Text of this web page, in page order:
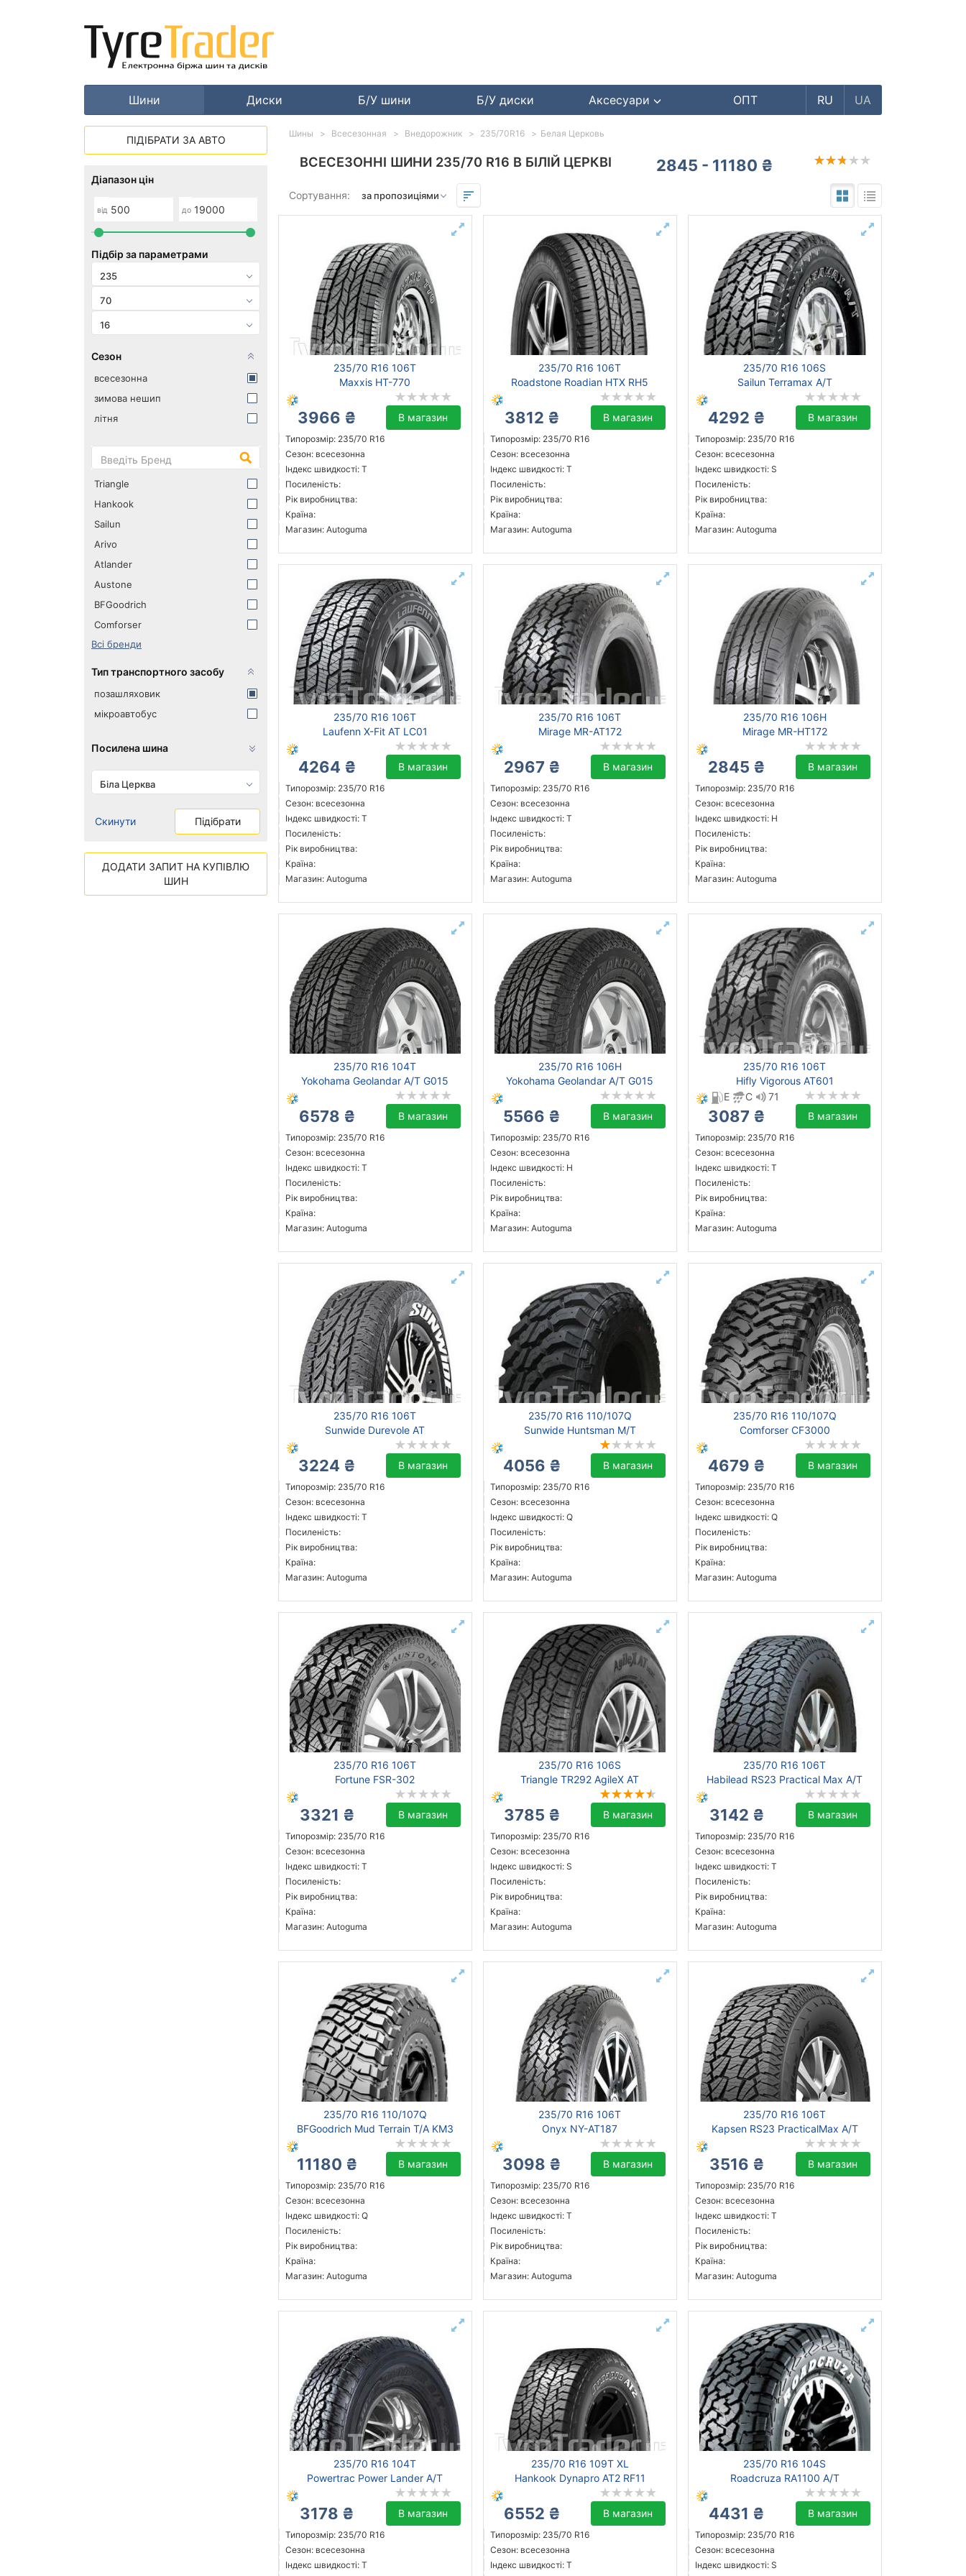
Шини Диски Б/У шини Б/У диски Аксесуари ОПТ RU UA
ВСЕСЕЗОННІ ШИНИ 235/70 R16 В БІЛІЙ ЦЕРКВІ 2845 - 11180 ₴
Сортування:
235/70 R16 106T
Maxxis HT-770
3966 ₴ В магазин
Типорозмір: 235/70 R16
Сезон: всесезонна
Індекс швидкості: T
Посиленість:
Рік виробництва:
Країна:
Магазин: Autoguma
235/70 R16 106T
Roadstone Roadian HTX RH5
3812 ₴ В магазин
Типорозмір: 235/70 R16
Сезон: всесезонна
Індекс швидкості: T
Посиленість:
Рік виробництва:
Країна:
Магазин: Autoguma
235/70 R16 106S
Sailun Terramax A/T
4292 ₴ В магазин
Типорозмір: 235/70 R16
Сезон: всесезонна
Індекс швидкості: S
Посиленість:
Рік виробництва:
Країна:
Магазин: Autoguma
235/70 R16 106T
Laufenn X-Fit AT LC01
4264 ₴ В магазин
Типорозмір: 235/70 R16
Сезон: всесезонна
Індекс швидкості: T
Посиленість:
Рік виробництва:
Країна:
Магазин: Autoguma
235/70 R16 106T
Mirage MR-AT172
2967 ₴ В магазин
Типорозмір: 235/70 R16
Сезон: всесезонна
Індекс швидкості: T
Посиленість:
Рік виробництва:
Країна:
Магазин: Autoguma
235/70 R16 106H
Mirage MR-HT172
2845 ₴ В магазин
Типорозмір: 235/70 R16
Сезон: всесезонна
Індекс швидкості: H
Посиленість:
Рік виробництва:
Країна:
Магазин: Autoguma
235/70 R16 104T
Yokohama Geolandar A/T G015
6578 ₴ В магазин
Типорозмір: 235/70 R16
Сезон: всесезонна
Індекс швидкості: T
Посиленість:
Рік виробництва:
Країна:
Магазин: Autoguma
235/70 R16 106H
Yokohama Geolandar A/T G015
5566 ₴ В магазин
Типорозмір: 235/70 R16
Сезон: всесезонна
Індекс швидкості: H
Посиленість:
Рік виробництва:
Країна:
Магазин: Autoguma
235/70 R16 106T
Hifly Vigorous AT601
E
C 71
3087 ₴ В магазин
Типорозмір: 235/70 R16
Сезон: всесезонна
Індекс швидкості: T
Посиленість:
Рік виробництва:
Країна:
Магазин: Autoguma
235/70 R16 106T
Sunwide Durevole AT
3224 ₴ В магазин
Типорозмір: 235/70 R16
Сезон: всесезонна
Індекс швидкості: T
Посиленість:
Рік виробництва:
Країна:
Магазин: Autoguma
235/70 R16 110/107Q
Sunwide Huntsman M/T
4056 ₴ В магазин
Типорозмір: 235/70 R16
Сезон: всесезонна
Індекс швидкості: Q
Посиленість:
Рік виробництва:
Країна:
Магазин: Autoguma
235/70 R16 110/107Q
Comforser CF3000
4679 ₴ В магазин
Типорозмір: 235/70 R16
Сезон: всесезонна
Індекс швидкості: Q
Посиленість:
Рік виробництва:
Країна:
Магазин: Autoguma
235/70 R16 106T
Fortune FSR-302
3321 ₴ В магазин
Типорозмір: 235/70 R16
Сезон: всесезонна
Індекс швидкості: T
Посиленість:
Рік виробництва:
Країна:
Магазин: Autoguma
235/70 R16 106S
Triangle TR292 AgileX AT
3785 ₴ В магазин
Типорозмір: 235/70 R16
Сезон: всесезонна
Індекс швидкості: S
Посиленість:
Рік виробництва:
Країна:
Магазин: Autoguma
235/70 R16 106T
Habilead RS23 Practical Max A/T
3142 ₴ В магазин
Типорозмір: 235/70 R16
Сезон: всесезонна
Індекс швидкості: T
Посиленість:
Рік виробництва:
Країна:
Магазин: Autoguma
235/70 R16 110/107Q
BFGoodrich Mud Terrain T/A KM3
11180 ₴ В магазин
Типорозмір: 235/70 R16
Сезон: всесезонна
Індекс швидкості: Q
Посиленість:
Рік виробництва:
Країна:
Магазин: Autoguma
235/70 R16 106T
Onyx NY-AT187
3098 ₴ В магазин
Типорозмір: 235/70 R16
Сезон: всесезонна
Індекс швидкості: T
Посиленість:
Рік виробництва:
Країна:
Магазин: Autoguma
235/70 R16 106T
Kapsen RS23 PracticalMax A/T
3516 ₴ В магазин
Типорозмір: 235/70 R16
Сезон: всесезонна
Індекс швидкості: T
Посиленість:
Рік виробництва:
Країна:
Магазин: Autoguma
235/70 R16 104T
Powertrac Power Lander A/T
3178 ₴ В магазин
Типорозмір: 235/70 R16
Сезон: всесезонна
Індекс швидкості: T
235/70 R16 109T XL
Hankook Dynapro AT2 RF11
6552 ₴ В магазин
Типорозмір: 235/70 R16
Сезон: всесезонна
Індекс швидкості: T
235/70 R16 104S
Roadcruza RA1100 A/T
4431 ₴ В магазин
Типорозмір: 235/70 R16
Сезон: всесезонна
Індекс швидкості: S
Шины Всесезонная Внедорожник 235/70R16 Белая Церковь
ПІДІБРАТИ ЗА АВТО
Діапазон цін
від до
Підбір за параметрами
235
70
16
Сезон
всесезонна
зимова нешип
літня
Triangle
Hankook
Sailun
Arivo
Atlander
Austone
BFGoodrich
Comforser
Всі бренди
Тип транспортного засобу
позашляховик
мікроавтобус
Посилена шина
Біла Церква
Скинути Підібрати
ДОДАТИ ЗАПИТ НА КУПІВЛЮ
ШИН